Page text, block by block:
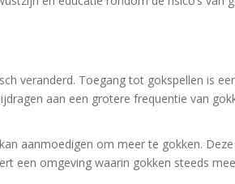
veranderd. Toegang tot gokspellen is
aan een grotere frequentie van
aanmoedigen om meer te gokken.
een omgeving waarin gokken steeds